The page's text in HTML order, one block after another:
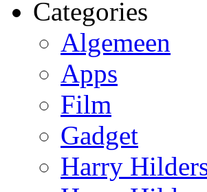
Categories
Algemeen
Apps
Film
Gadget
Harry